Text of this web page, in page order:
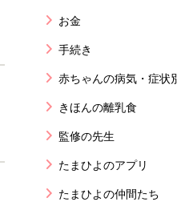
お金
手続き
赤ちゃんの病気・症状
きほんの離乳食
監修の先生
たまひよのアプリ
たまひよの仲間たち